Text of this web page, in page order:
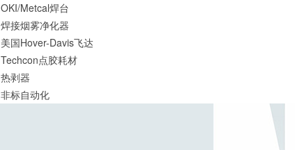
OKI/Metcal焊台
焊接烟雾净化器
美国Hover-Davis飞达
Techcon点胶耗材
热剥器
非标自动化